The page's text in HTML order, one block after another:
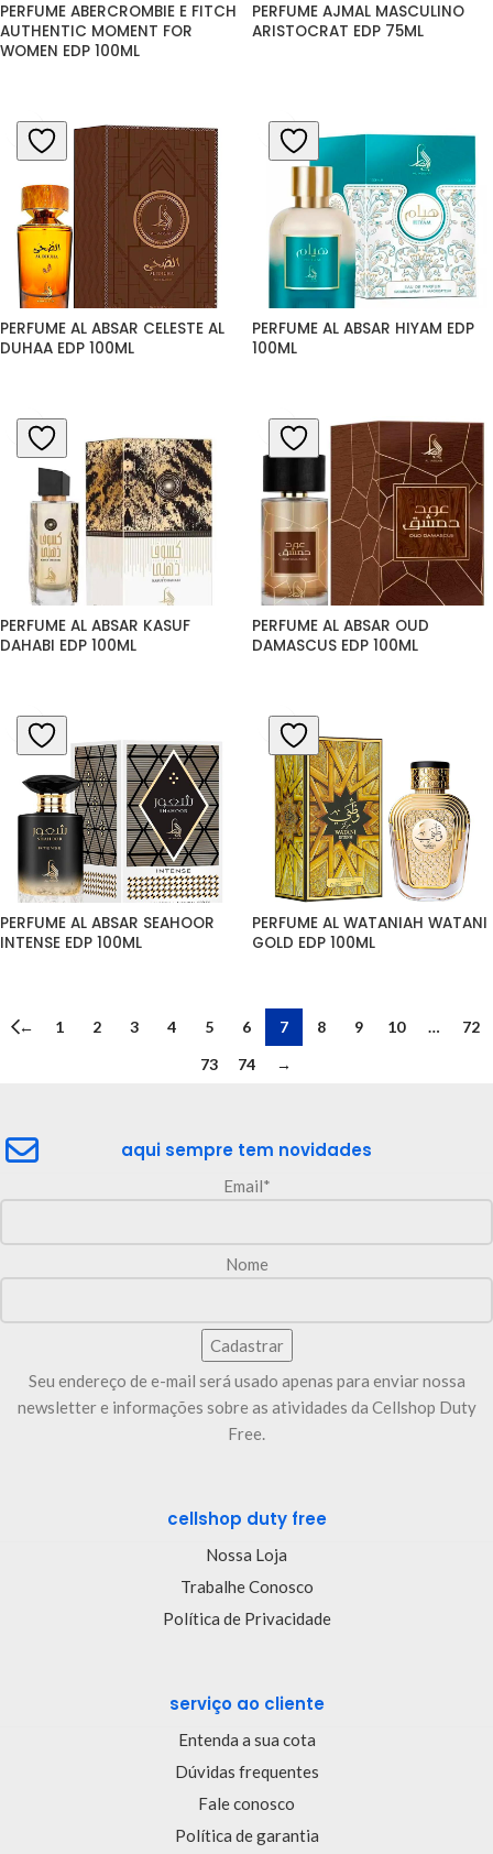
PERFUME ABERCROMBIE E FITCH
AUTHENTIC MOMENT FOR
WOMEN EDP 100ML
PERFUME AJMAL MASCULINO
ARISTOCRAT EDP 75ML
PERFUME AL ABSAR CELESTE AL
DUHAA EDP 100ML
PERFUME AL ABSAR HIYAM EDP
100ML
PERFUME AL ABSAR KASUF
DAHABI EDP 100ML
PERFUME AL ABSAR OUD
DAMASCUS EDP 100ML
PERFUME AL ABSAR SEAHOOR
INTENSE EDP 100ML
PERFUME AL WATANIAH WATANI
GOLD EDP 100ML
← 1 2 3 4 5 6 7 8 9 10 …
72
73
74 →
aqui sempre tem novidades
Email*
Nome
Seu endereço de e-mail será usado apenas para enviar nossa
newsletter e informações sobre as atividades da Cellshop Duty
Free.
cellshop duty free
Nossa Loja
Trabalhe Conosco
Política de Privacidade
serviço ao cliente
Entenda a sua cota
Dúvidas frequentes
Fale conosco
Política de garantia